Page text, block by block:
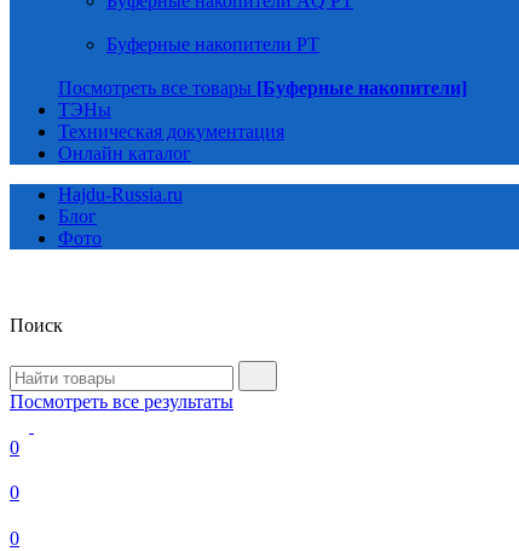
Буферные накопители PT
Посмотреть все товары [Буферные накопители]
ТЭНы
Техническая документация
Онлайн каталог
Hajdu-Russia.ru
Блог
Фото
Поиск
Посмотреть все результаты
0
0
0